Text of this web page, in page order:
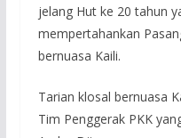
jelang Hut ke 20 tahun
mempertahankan
bernuasa Kaili.
Tarian klosal bernuasa
Tim Penggerak PKK